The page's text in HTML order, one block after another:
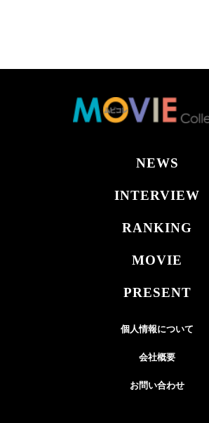
NEWS
INTERVIEW
RANKING
MOVIE
PRESENT
個人情報について
会社概要
お問い合わせ